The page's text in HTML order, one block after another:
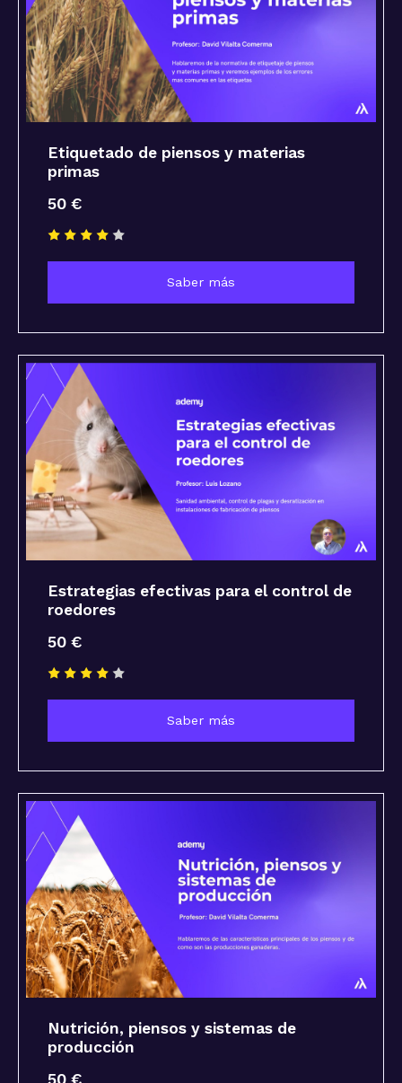
Etiquetado de piensos y materias
primas
50 €
Saber más
Estrategias efectivas para el control de
roedores
50 €
Saber más
Nutrición, piensos y sistemas de
producción
50 €